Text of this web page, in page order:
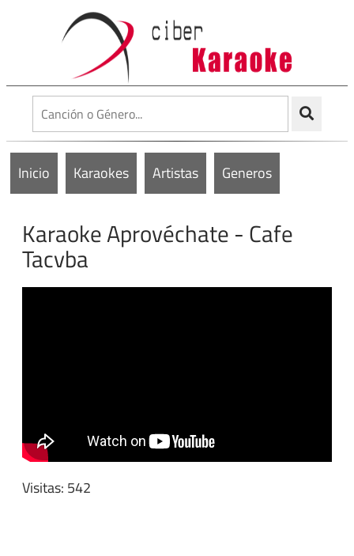
Inicio Karaokes Artistas Generos
Karaoke Aprovéchate - Cafe
Tacvba
Visitas: 542